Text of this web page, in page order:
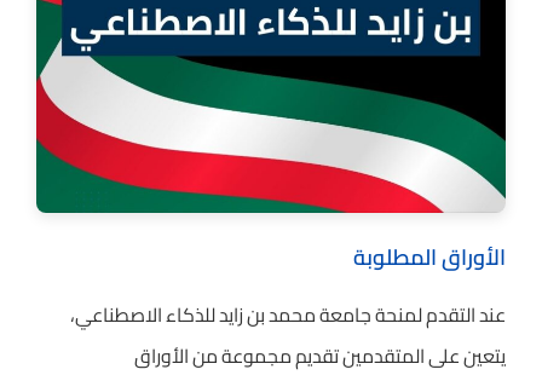
الأوراق المطلوبة
عند التقدم لمنحة جامعة محمد بن زايد للذكاء الاصطناعي،
يتعين على المتقدمين تقديم مجموعة من الأوراق